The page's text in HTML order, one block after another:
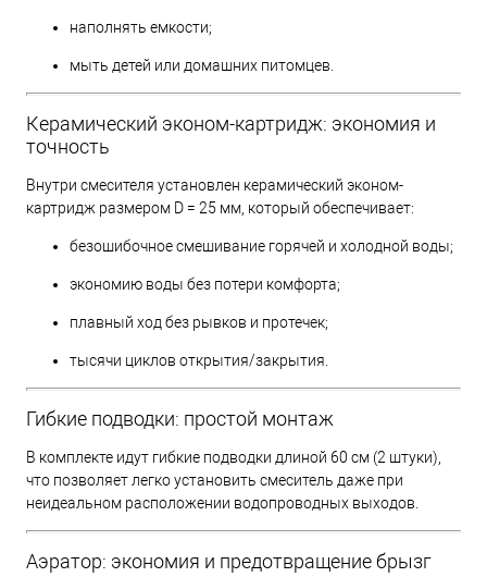
наполнять емкости;
мыть детей или домашних питомцев.
Керамический эконом-картридж: экономия и
точность
Внутри смесителя установлен керамический эконом-
картридж размером D = 25 мм, который обеспечивает:
безошибочное смешивание горячей и холодной воды;
экономию воды без потери комфорта;
плавный ход без рывков и протечек;
тысячи циклов открытия/закрытия.
Гибкие подводки: простой монтаж
В комплекте идут гибкие подводки длиной 60 см (2 штуки),
что позволяет легко установить смеситель даже при
неидеальном расположении водопроводных выходов.
Аэратор: экономия и предотвращение брызг